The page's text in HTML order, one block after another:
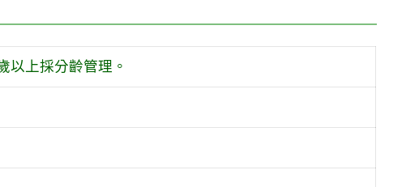
以上採分齡管理。